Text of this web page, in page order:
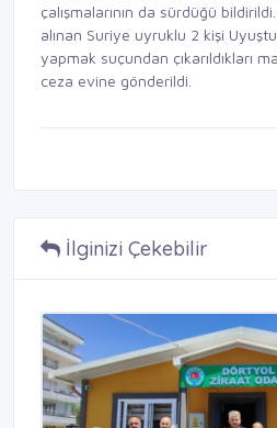
çalışmalarının da sürdüğü
alınan Suriye uyruklu 2 kişi
yapmak suçundan çıkarıldıkları
ceza evine gönderildi.
İlginizi Çekebilir